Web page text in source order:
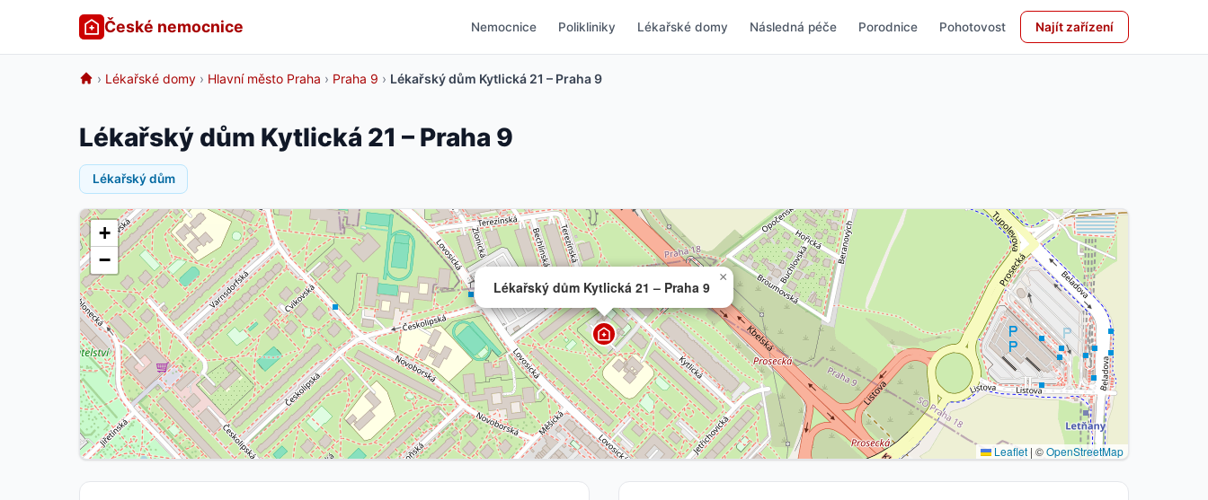
České nemocnice Nemocnice Polikliniky Lékařské domy Následná péče Porodnice Pohotovost Najít zařízení
› Lékařské domy › Hlavní město Praha › Praha 9 › Lékařský dům Kytlická 21 – Praha 9
Lékařský dům Kytlická 21 – Praha 9
Lékařský dům
Lékařský dům Kytlická 21 – Praha 9
×
+
−
Leaflet | ©OpenStreetMap